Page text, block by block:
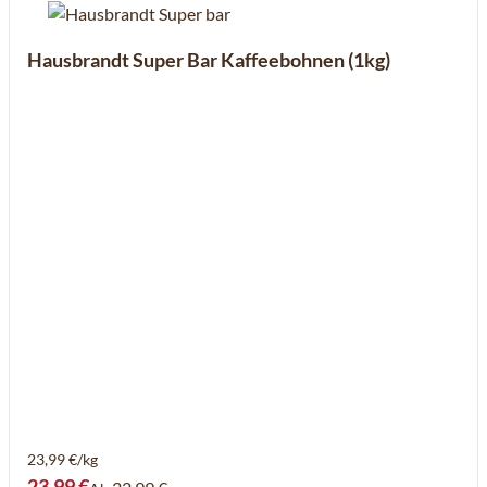
Hausbrandt Super Bar Kaffeebohnen (1kg)
23,99 €/kg